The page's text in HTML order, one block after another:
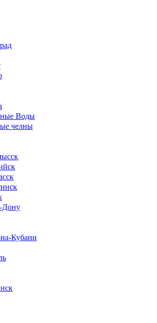
Воды
челны
Дону
Кубани